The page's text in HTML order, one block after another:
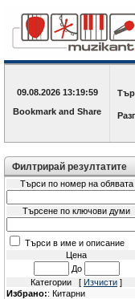
09.08.2026 13:19:59
Филтрирай резултатите
Търси по номер на обявата
Търсене по ключови думи
Търси в име и описание
Цена
До
Категории [ Изчисти ]
Избрано:: Китарни